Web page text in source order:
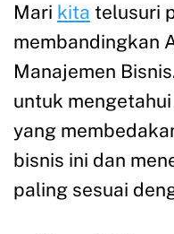
Mari kita telusuri
membandingkan
Manajemen
untuk
yang
bisnis ini dan
paling sesuai